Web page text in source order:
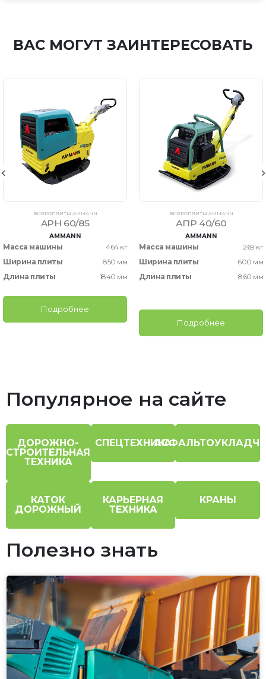
ВАС МОГУТ ЗАИНТЕРЕСОВАТЬ
ВИБРОПЛИТЫ AMMANN
APH 60/85
AMMANN
Масса машины
464 кг
Ширина плиты
850 мм
Длина плиты
1840 мм
Подробнее
ВИБРОПЛИТЫ AMMANN
АПР 40/60
AMMANN
Масса машины
269 кг
Ширина плиты
600 мм
Длина плиты
860 мм
Подробнее
Популярное на сайте
ДОРОЖНО-
СТРОИТЕЛЬНАЯ
ТЕХНИКА
СПЕЦТЕХНИКА
КАТОК
ДОРОЖНЫЙ
КАРЬЕРНАЯ
ТЕХНИКА
КРАНЫ
Полезно знать